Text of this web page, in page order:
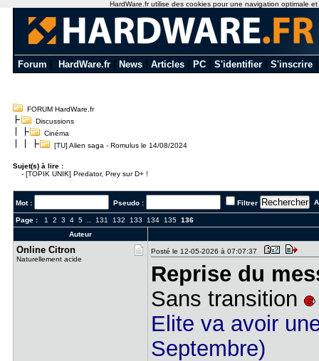
Forum HardWare.fr News Articles PC S'identifier S'inscrire
FORUM HardWare.fr
Discussions
Cinéma
[TU] Alien saga - Romulus le 14/08/2024
Sujet(s) à lire :
- [TOPIK UNIK] Predator, Prey sur D+ !
Mot : Pseudo : Filtrer
Page : 1 2 3 4 5.. 131 132 133 134 135 136
Auteur
Online Cit​ron
Naturellement acide
Posté le 12-05-2026 à 07:07:37
Reprise du
Sans transition
Elite va avoir
Septembre)
HardWare.fr utilise des cookies pour une navigation optimale